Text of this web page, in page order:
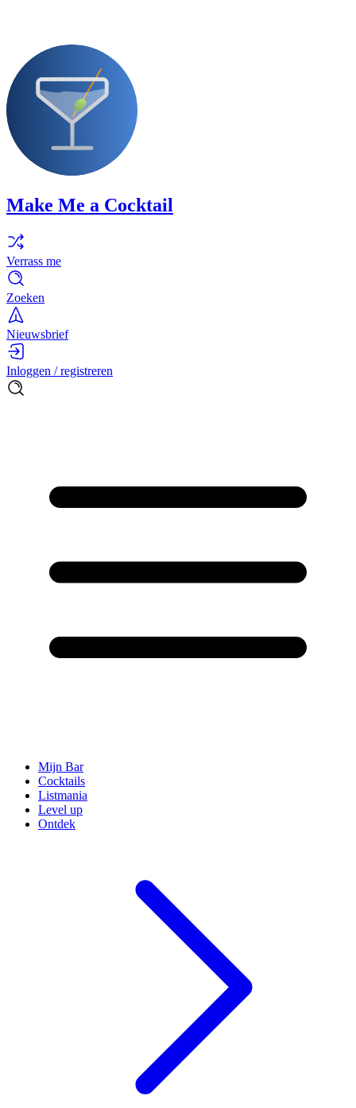
Make Me a Cocktail
Verrass me
Zoeken
Nieuwsbrief
Inloggen / registreren
Mijn Bar
Cocktails
Listmania
Level up
Ontdek